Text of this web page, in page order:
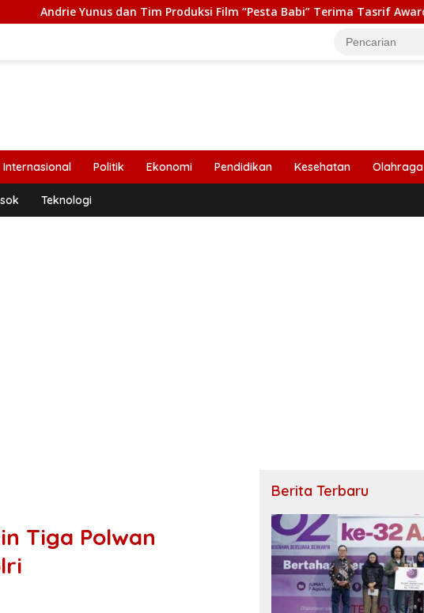
Yunus dan Tim Produksi Film “Pesta Babi” Terima Tasrif Award 2026
Internasional Politik Ekonomi Pendidikan Kesehatan Olahraga
Teknologi
Tiga Polwan
Berita Terbaru